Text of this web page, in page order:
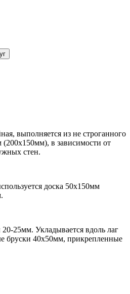
выполняется из не строганного
в зависимости от
стен.
доска 50х150мм
25мм. Укладывается вдоль лаг
бруски 40х50мм, прикрепленные